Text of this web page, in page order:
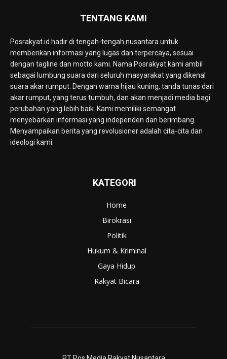
TENTANG KAMI
Posrakyat.id hadir di tengah-tengah nusantara untuk
memberikan informasi yang lugas dan terpercaya, sesuai
dengan tagline dan motto kami. Nama Posrakyat kami ambil
sebagai lumbung suara dari seluruh masyarakat yang dikenal
suara akar rumput. Dengan warna hijau kuning, tanda tunas dari
akar rumput, yang terus tumbuh, dan akan menjadi media bagi
perubahan yang lebih baik. Kami memiliki semangat
menyebarkan informasi yang independen dan berimbang.
Menyampaikan berita yang revolusioner adalah cita-cita dan
ideologi kami.
KATEGORI
Home
Birokrasi
Politik
Hukum & Kriminal
Gaya Hidup
Rakyat Bicara